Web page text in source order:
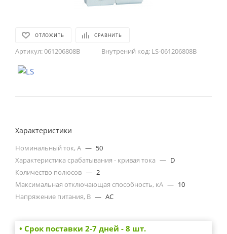
ОТЛОЖИТЬ СРАВНИТЬ
Артикул:061206808B Внутрений код: LS-061206808B
Характеристики
Номинальный ток, А — 50
Характеристика срабатывания - кривая тока — D
Количество полюсов — 2
Максимальная отключающая способность, кА — 10
Напряжение питания, В — AC
• Cрок поставки 2-7 дней - 8 шт.